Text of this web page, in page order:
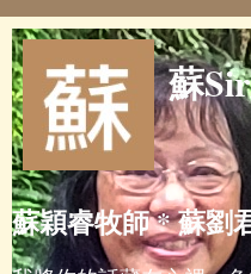
Skip to main content
蘇
蘇穎睿牧師 * 蘇劉